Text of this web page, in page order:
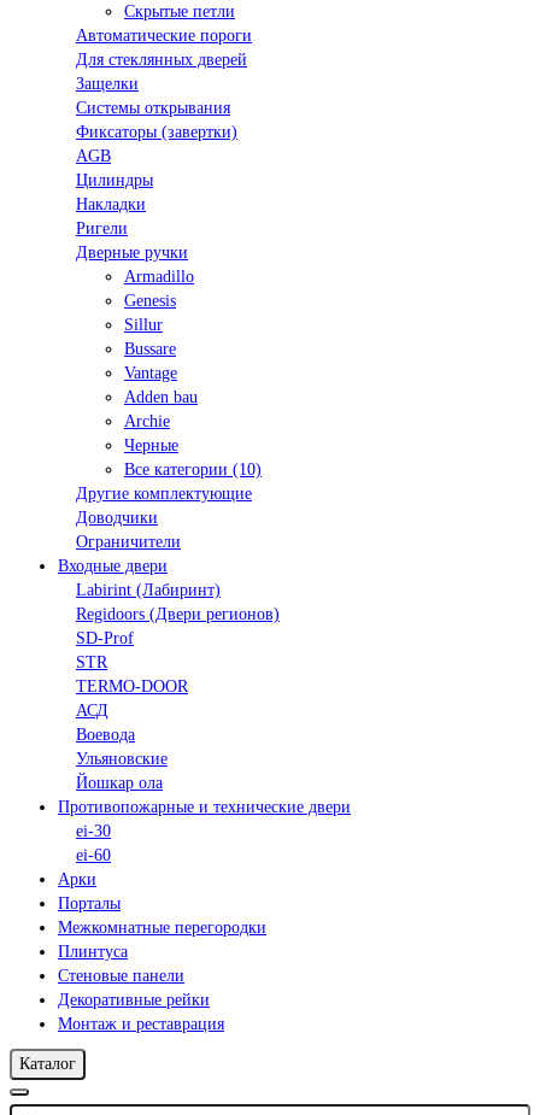
Скрытые петли
Автоматические пороги
Для стеклянных дверей
Защелки
Системы открывания
Фиксаторы (завертки)
AGB
Цилиндры
Накладки
Ригели
Дверные ручки
Armadillo
Genesis
Sillur
Bussare
Vantage
Adden bau
Archie
Черные
Все категории (10)
Другие комплектующие
Доводчики
Ограничители
Входные двери
Labirint (Лабиринт)
Regidoors (Двери регионов)
SD-Prof
STR
TERMO-DOOR
АСД
Воевода
Ульяновские
Йошкар ола
Противопожарные и технические двери
ei-30
ei-60
Арки
Порталы
Межкомнатные перегородки
Плинтуса
Стеновые панели
Декоративные рейки
Монтаж и реставрация
Каталог